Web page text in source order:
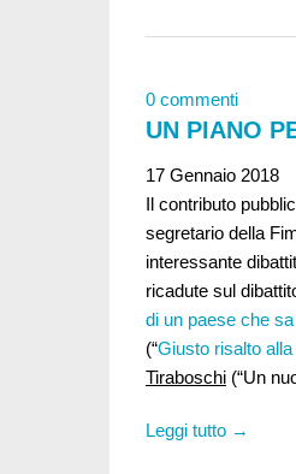
0 commenti
UN PIANO
17 Gennaio 2018
Il contributo
segretario della
interessante
ricadute sul
di un paese che
(“Giusto risalto
Tiraboschi (“Un
Leggi tutto →